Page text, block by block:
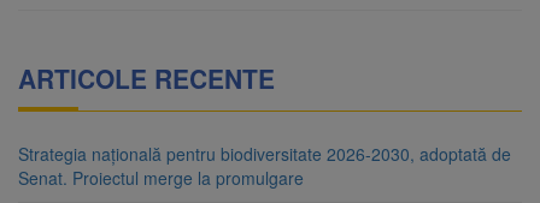
ARTICOLE RECENTE
Strategia națională pentru biodiversitate 2026-2030, adoptată de
Senat. Proiectul merge la promulgare